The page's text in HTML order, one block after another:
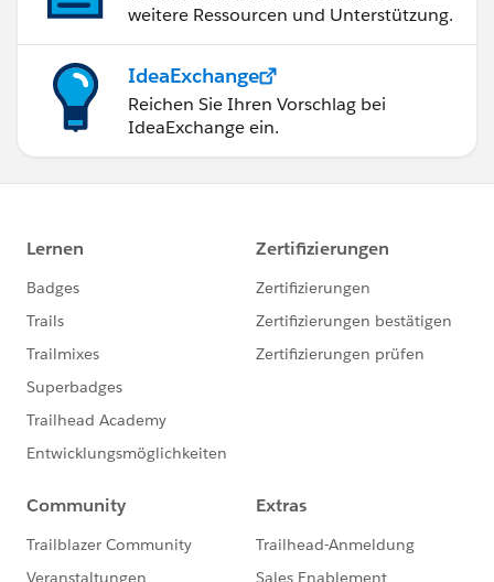
weitere Ressourcen und Unterstützung.
IdeaExchange
Reichen Sie Ihren Vorschlag bei
IdeaExchange ein.